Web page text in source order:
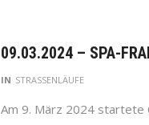
09.03.2024 – SPA-
IN STRASSENLÄUFE
Am 9. März 2024 startete